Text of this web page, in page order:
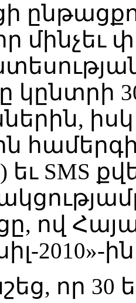
մինչեւ
կընտրի
եւ SMS
ով
2010»-
որ 30